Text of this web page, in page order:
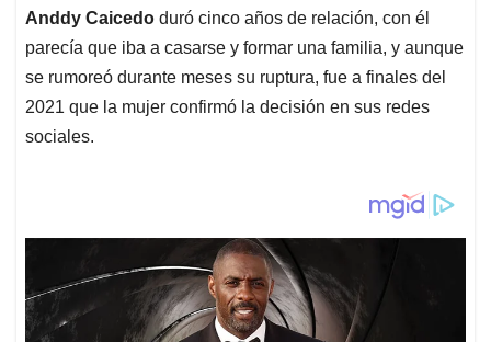
Anddy Caicedo duró cinco años de relación, con él
parecía que iba a casarse y formar una familia, y aunque
se rumoreó durante meses su ruptura, fue a finales del
2021 que la mujer confirmó la decisión en sus redes
sociales.